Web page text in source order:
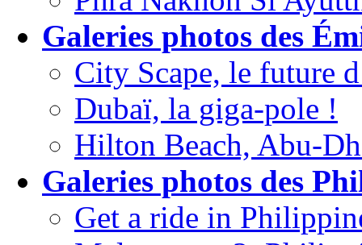
Galeries photos des
City Scape, le future
Dubaï, la giga-pole !
Hilton Beach, Abu-
Galeries photos des
Get a ride in